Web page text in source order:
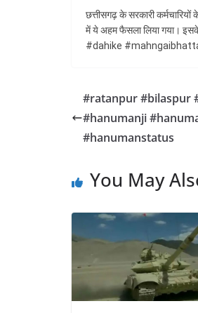
छत्तीसगढ़ के सरकारी
में ये अहम फैसला लिया गया।
#dahike
#ratanpur #bilaspur
#hanumanji
#hanumanstatus
You May